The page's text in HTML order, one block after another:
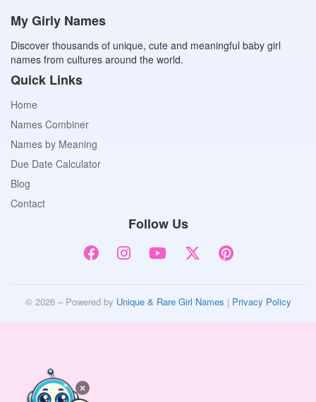
My Girly Names
Discover thousands of unique, cute and meaningful baby girl
names from cultures around the world.
Quick Links
Home
Names Combiner
Names by Meaning
Due Date Calculator
Blog
Contact
Follow Us
© 2026 – Powered by Unique & Rare Girl Names | Privacy Policy